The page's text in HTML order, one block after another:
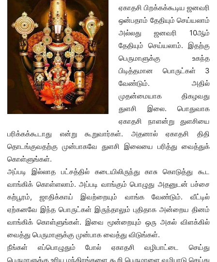
ஏகாதசி பிறக்கக்கூடிய ஜனவரி
ஒன்பதாம் தேதியும் செய்யலாம்
அல்லது ஜனவரி 10ஆம்
தேதியும் செய்யலாம். இதற்கு
பெருமாளுக்கு உகந்த
பிடித்தமான பொருட்கள் 3
வேண்டும். அதில்
முதன்மையாக திகழவது
துளசி இலை. பொதுவாக
ஏகாதசி நாளன்று துளசியை
பரிக்கக்கூடாது என்று கூறுவார்கள். அதனால் ஏகாதசி திதி
தொடங்குவதற்கு முன்பாகவே துளசி இலையை பரித்து வைத்துக்
கொள்ளுங்கள்.
அப்படி இல்லாத பட்சத்தில் கடையிலிருந்து காசு கொடுத்து கூட
வாங்கிக் கொள்ளலாம். அப்படி வாங்கும் பொழுது அதனுடன் பச்சை
கற்பூரம், ஜாதிக்காய் இவற்றையும் வாங்க வேண்டும். வீட்டில்
ஏற்கனவே இந்த பொருட்கள் இருந்தாலும் புதிதாக அன்றைய தினம்
வாங்கிக் கொள்ளுங்கள். இவை மூன்றையும் ஒரு அகல் விளக்கில்
வைத்து பெருமாளுக்கு முன்பாக வைத்து விடுங்கள்.
நீங்கள் எப்பொழுதும் போல் ஏகாதசி வழிபாட்டை செய்து
பெருமாளுக்கு உரிய மந்திரங்களை கூறி பெருமாளை வழிபாடு செய்து